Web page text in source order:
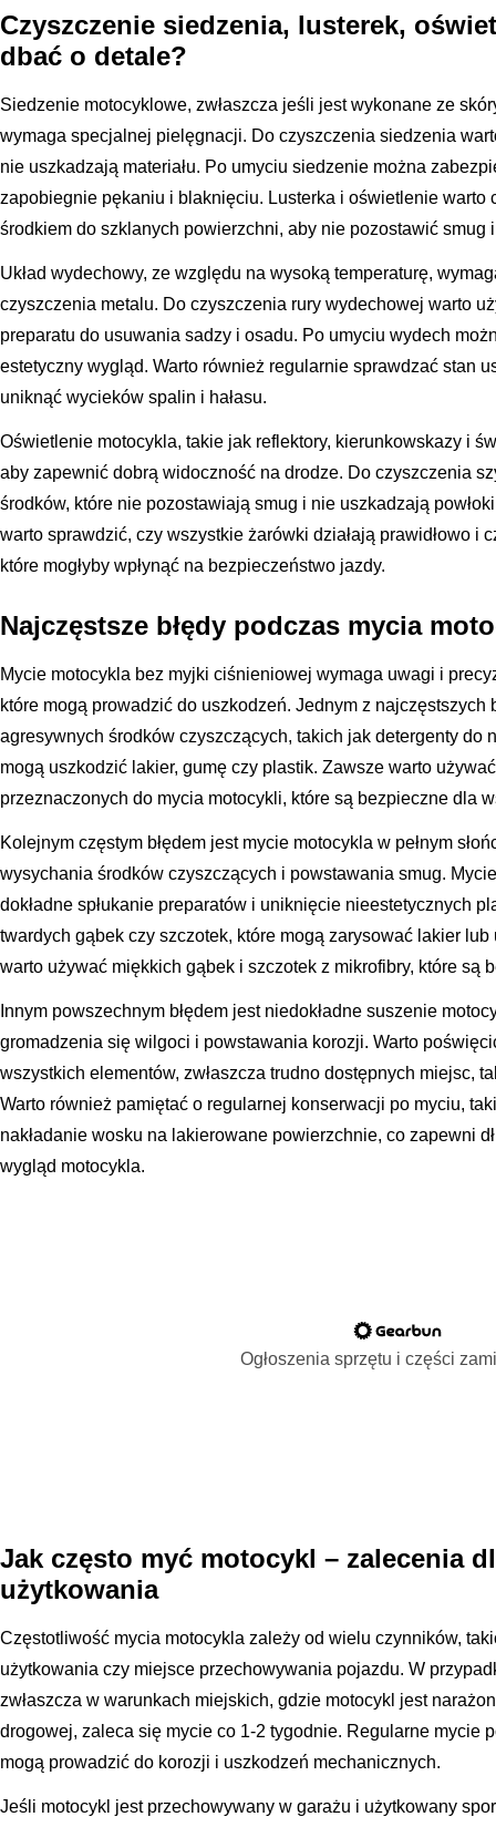
Czyszczenie siedzenia, lusterek,
dbać o detale?
Siedzenie motocyklowe, zwłaszcza jeśli jest wykonane ze
wymaga specjalnej pielęgnacji. Do czyszczenia siedzenia
nie uszkadzają materiału. Po umyciu siedzenie można
zapobiegnie pękaniu i blaknięciu. Lusterka i oświetlenie warto
środkiem do szklanych powierzchni, aby nie pozostawić smug
Układ wydechowy, ze względu na wysoką temperaturę,
czyszczenia metalu. Do czyszczenia rury wydechowej warto
preparatu do usuwania sadzy i osadu. Po umyciu wydech
estetyczny wygląd. Warto również regularnie sprawdzać stan
uniknąć wycieków spalin i hałasu.
Oświetlenie motocykla, takie jak reflektory, kierunkowskazy i
aby zapewnić dobrą widoczność na drodze. Do czyszczenia
środków, które nie pozostawiają smug i nie uszkadzają
warto sprawdzić, czy wszystkie żarówki działają prawidłowo i
które mogłyby wpłynąć na bezpieczeństwo jazdy.
Najczęstsze błędy podczas mycia
Mycie motocykla bez myjki ciśnieniowej wymaga uwagi i
które mogą prowadzić do uszkodzeń. Jednym z najczęstszych
agresywnych środków czyszczących, takich jak detergenty do
mogą uszkodzić lakier, gumę czy plastik. Zawsze warto
przeznaczonych do mycia motocykli, które są bezpieczne dla
Kolejnym częstym błędem jest mycie motocykla w pełnym
wysychania środków czyszczących i powstawania smug.
dokładne spłukanie preparatów i uniknięcie nieestetycznych
twardych gąbek czy szczotek, które mogą zarysować lakier
warto używać miękkich gąbek i szczotek z mikrofibry, które są
Innym powszechnym błędem jest niedokładne suszenie
gromadzenia się wilgoci i powstawania korozji. Warto
wszystkich elementów, zwłaszcza trudno dostępnych miejsc,
Warto również pamiętać o regularnej konserwacji po myciu,
nakładanie wosku na lakierowane powierzchnie, co zapewni
wygląd motocykla.
Ogłoszenia sprzętu i części
Jak często myć motocykl – zalecenia
użytkowania
Częstotliwość mycia motocykla zależy od wielu czynników,
użytkowania czy miejsce przechowywania pojazdu. W
zwłaszcza w warunkach miejskich, gdzie motocykl jest
drogowej, zaleca się mycie co 1-2 tygodnie. Regularne mycie
mogą prowadzić do korozji i uszkodzeń mechanicznych.
Jeśli motocykl jest przechowywany w garażu i użytkowany